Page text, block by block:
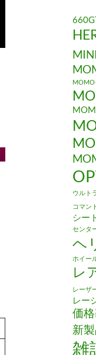
MOMO
ウルト
コマン
シー
センタ
ヘ
ホイー
レ
レーザ
レー
価
新
雑